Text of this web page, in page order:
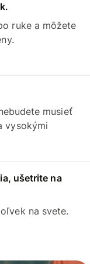
ruke a môžete
musieť
vysokými
ušetrite na
na svete.